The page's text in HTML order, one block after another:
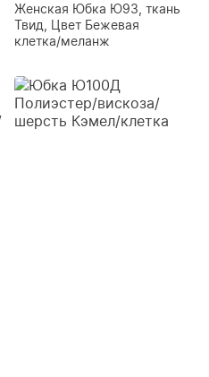
Женская Юбка Ю93, ткань
Твид, Цвет Бежевая
клетка/меланж